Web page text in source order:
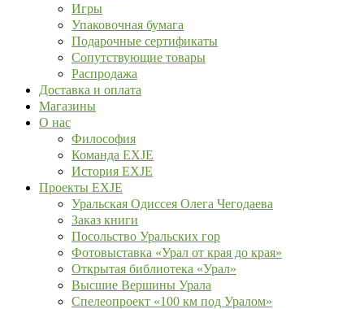
Игры
Упаковочная бумага
Подарочные сертификаты
Сопутствующие товары
Распродажа
Доставка и оплата
Магазины
О нас
Философия
Команда EXJE
История EXJE
Проекты EXJE
Уральская Одиссея Олега Чегодаева
Заказ книги
Посольство Уральских гор
Фотовыставка «Урал от края до края»
Открытая библиотека «Урал»
Высшие Вершины Урала
Спелеопроект «100 км под Уралом»